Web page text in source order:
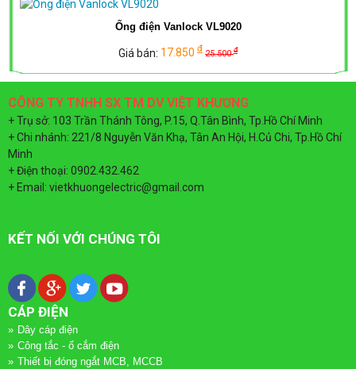
TRỜI
THANG
MÁNG
Ống điện Vanlock VL9020
Giá bán: 17.850 đ 25.500đ
CÔNG TY TNHH SX TM DV VIỆT KHƯƠNG
+ Trụ sở: 103 Trần Thánh Tông, P.15, Q.Tân Bình, Tp.Hồ Chí Minh
+ Chi nhánh: 221/8 Nguyễn Văn Khạ, Tân An Hội, H.Củ Chi, Tp.Hồ Chí
Minh
+ Điện thoại: 0902.432.462
+ Email: vietkhuongelectric@gmail.com
KẾT NỐI VỚI CHÚNG TÔI
CÁP ĐIỆN
Dây cáp điện
Công tắc - ổ cắm điện
Thiết bị đóng ngắt MCB, MCCB